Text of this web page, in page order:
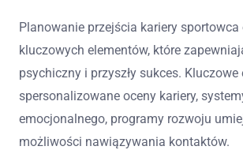
Planowanie przejścia kariery
kluczowych elementów, które
psychiczny i przyszły sukces.
spersonalizowane oceny kariery,
emocjonalnego, programy rozwoju
możliwości nawiązywania kontaktów.